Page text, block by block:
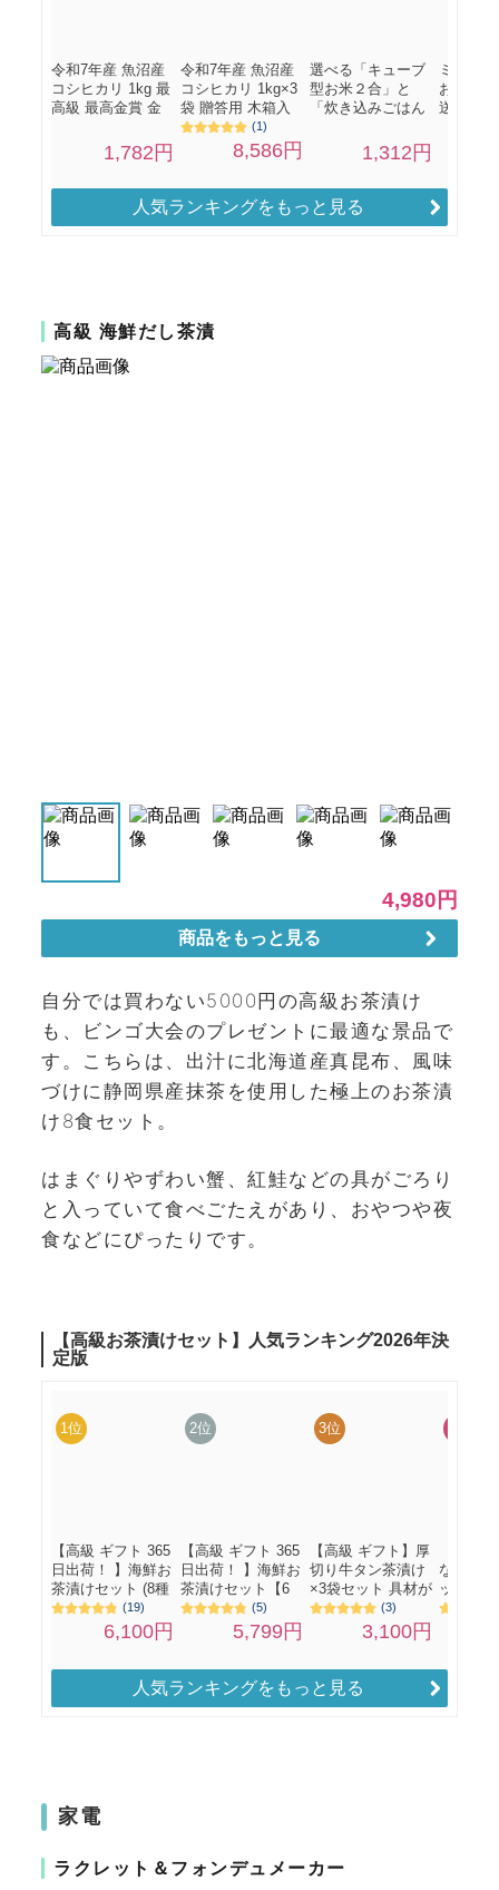
人気ランキングをもっと見る
高級 海鮮だし茶漬
自分では買わない5000円の高級お茶漬け
も、ビンゴ大会のプレゼントに最適な景品で
す。こちらは、出汁に北海道産真昆布、風味
づけに静岡県産抹茶を使用した極上のお茶漬
け8食セット。
はまぐりやずわい蟹、紅鮭などの具がごろり
と入っていて食べごたえがあり、おやつや夜
食などにぴったりです。
人気ランキングをもっと見る
家電
ラクレット＆フォンデュメーカー